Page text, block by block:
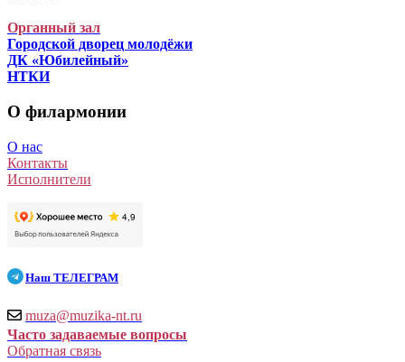
Органный зал
Городской дворец молодёжи
ДК «Юбилейный»
НТКИ
О филармонии
О нас
Контакты
Исполнители
Наш ТЕЛЕГРАМ
muza@muzika-nt.ru
Часто задаваемые вопросы
Обратная связь